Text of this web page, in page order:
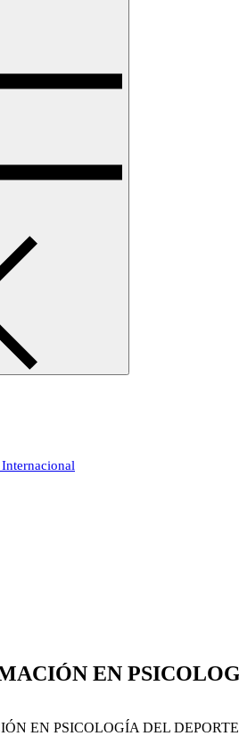
EN
EN PSICOLOGÍA DEL DEPORTE